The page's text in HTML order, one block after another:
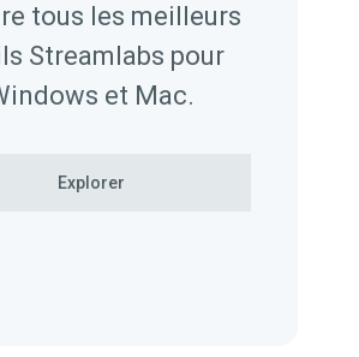
tous les meilleurs
Streamlabs pour
et Mac.
Explorer